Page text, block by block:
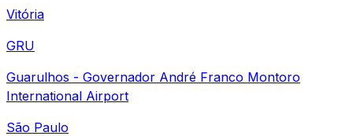
Vitória
GRU
Guarulhos - Governador André Franco Montoro
International Airport
São Paulo